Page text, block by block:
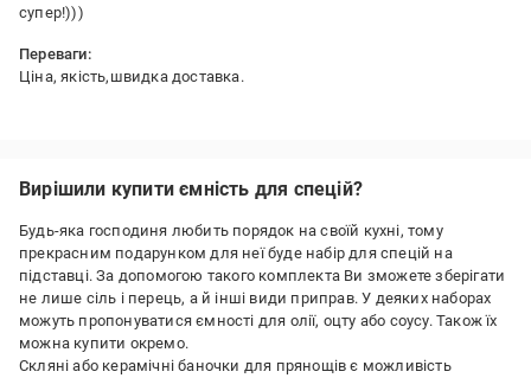
супер!)))
Переваги:
Ціна, якість,швидка доставка.
Вирішили купити ємність для спецій?
Будь-яка господиня любить порядок на своїй кухні, тому
прекрасним подарунком для неї буде набір для спецій на
підставці. За допомогою такого комплекта Ви зможете зберігати
не лише сіль і перець, а й інші види приправ. У деяких наборах
можуть пропонуватися ємності для олії, оцту або соусу. Також їх
можна купити окремо.
Скляні або керамічні баночки для прянощів є можливість